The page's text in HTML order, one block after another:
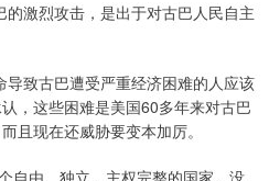
激烈攻击，是出于对古巴人民自主
致古巴遭受严重经济困难的人应该
，这些困难是美国60多年来对古巴
且现在还威胁要变本加厉。